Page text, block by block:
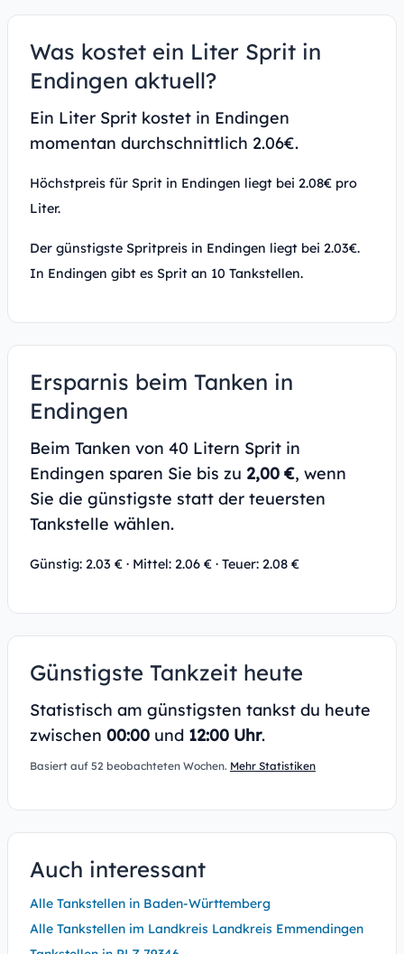
Was kostet ein Liter Sprit in
Endingen aktuell?
Ein Liter Sprit kostet in Endingen
momentan durchschnittlich 2.06€.
Höchstpreis für Sprit in Endingen liegt bei 2.08€ pro
Liter.
Der günstigste Spritpreis in Endingen liegt bei 2.03€.
In Endingen gibt es Sprit an 10 Tankstellen.
Ersparnis beim Tanken in
Endingen
Beim Tanken von 40 Litern Sprit in
Endingen sparen Sie bis zu 2,00 €, wenn
Sie die günstigste statt der teuersten
Tankstelle wählen.
Günstig: 2.03 € · Mittel: 2.06 € · Teuer: 2.08 €
Günstigste Tankzeit heute
Statistisch am günstigsten tankst du heute
zwischen 00:00 und 12:00 Uhr.
Basiert auf 52 beobachteten Wochen. Mehr Statistiken
Auch interessant
Alle Tankstellen in Baden-Württemberg
Alle Tankstellen im Landkreis Landkreis Emmendingen